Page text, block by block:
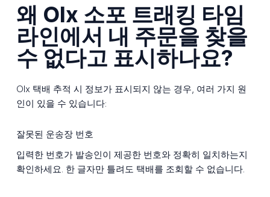
왜 Olx 소포 트래킹 타임
라인에서 내 주문을 찾을
수 없다고 표시하나요?
Olx 택배 추적 시 정보가 표시되지 않는 경우, 여러 가지 원
인이 있을 수 있습니다:
잘못된 운송장 번호
입력한 번호가 발송인이 제공한 번호와 정확히 일치하는지
확인하세요. 한 글자만 틀려도 택배를 조회할 수 없습니다.